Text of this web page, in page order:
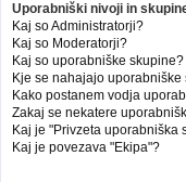
Uporabniški nivoji in
Kaj so Administratorji?
Kaj so Moderatorji?
Kaj so uporabniške skupine?
Kje se nahajajo
Kako postanem vodja
Zakaj se nekatere
Kaj je "Privzeta uporabniška
Kaj je povezava "Ekipa"?